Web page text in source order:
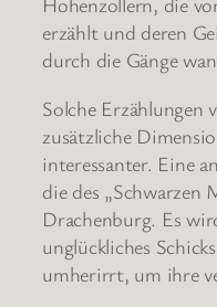
erzählt und deren
durch die Gänge
Solche Erzählungen
zusätzliche
interessanter. Eine
die des „Schwarzen
Drachenburg. Es
unglückliches
umherirrt, um ihre